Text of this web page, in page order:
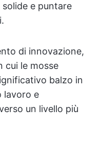
e puntare
di innovazione,
cui le mosse
balzo in
lavoro e
un livello più